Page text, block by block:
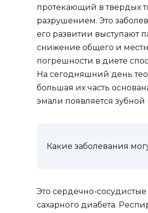
протекающий в твердых
разрушением. Это
его развитии выступают
снижение общего и
погрешности в диете
На сегодняшний день
большая их часть
эмали появляется
Какие заболевания
Это сердечно-
сахарного диабета.